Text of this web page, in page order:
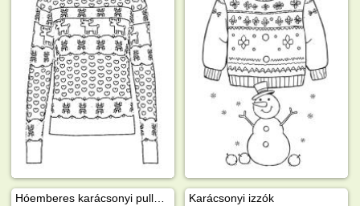
Karácsonyi izzók